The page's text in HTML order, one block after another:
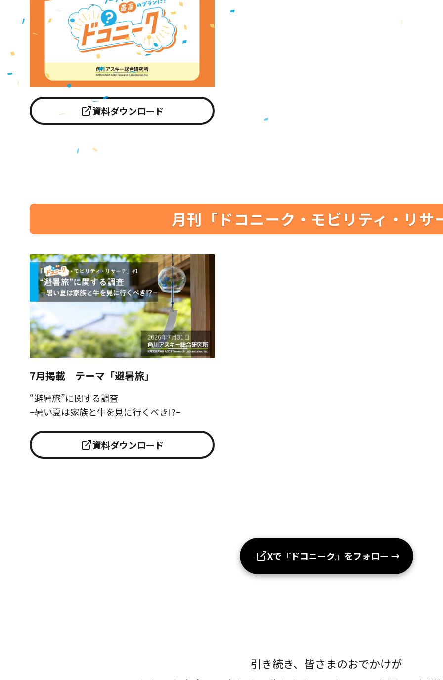
資料ダウンロード
月刊「ドコニーク・モビリティ・リサ
7月掲載 テーマ「避暑旅」
“避暑旅”に関する調査
−暑い夏は家族と牛を見に行くべき!?−
資料ダウンロード
Xで『ドコニーク』をフォロー →
引き続き、皆さまのおでかけが